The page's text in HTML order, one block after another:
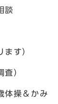
談
ます）
査）
体操＆かみ